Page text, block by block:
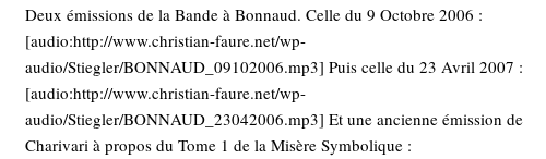
Deux émissions de la Bande à Bonnaud. Celle du 9 Octobre 2006 :
[audio:http://www.christian-faure.net/wp-
audio/Stiegler/BONNAUD_09102006.mp3] Puis celle du 23 Avril 2007 :
[audio:http://www.christian-faure.net/wp-
audio/Stiegler/BONNAUD_23042006.mp3] Et une ancienne émission de
Charivari à propos du Tome 1 de la Misère Symbolique :